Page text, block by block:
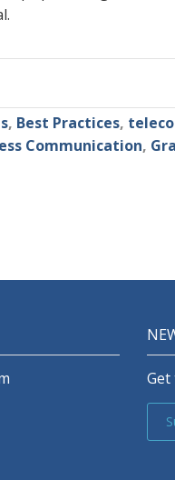
, Best Practices,
Communication,